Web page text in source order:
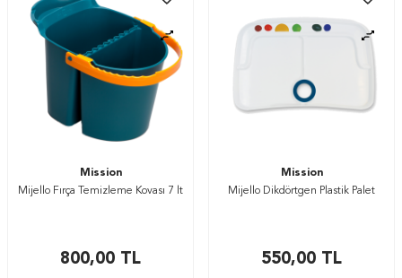
Mission
Mijello Fırça Temizleme Kovası 7 lt
800,00 TL
Mission
Mijello Dikdörtgen Plastik Palet
550,00 TL